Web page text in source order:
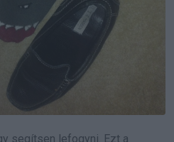
segítsen lefogyni. Ezt a